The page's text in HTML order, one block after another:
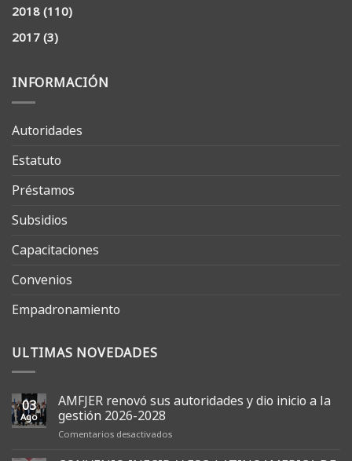
2018(110)
2017(3)
INFORMACIÓN
Autoridades
Estatuto
Préstamos
Subsidios
Capacitaciones
Convenios
Empadronamiento
ULTIMAS NOVEDADES
03
Ago
AMFJER renovó sus autoridades y dio inicio a la
gestión 2026-2028
Comentarios desactivadosen